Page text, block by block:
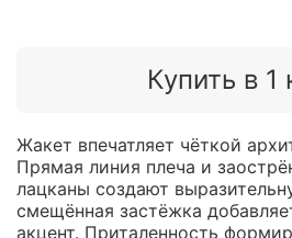
Купить в 1
Жакет впечатляет чёткой
Прямая линия плеча и
лацканы создают
смещённая застёжка
акцент. Приталенность